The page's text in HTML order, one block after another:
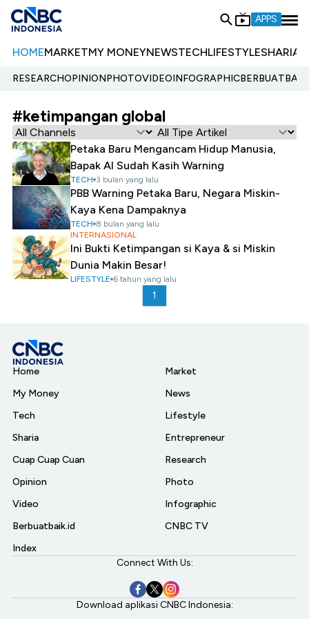
APPS
HOMEMARKETMY MONEYNEWSTECHLIFESTYLESHARIA
RESEARCHOPINIONPHOTOVIDEOINFOGRAPHIC
#ketimpangan global
Petaka Baru Mengancam Hidup Manusia,
Bapak AI Sudah Kasih Warning
TECH 3 bulan yang lalu
PBB Warning Petaka Baru, Negara Miskin-
Kaya Kena Dampaknya
TECH 8 bulan yang lalu
INTERNASIONAL
Ini Bukti Ketimpangan si Kaya & si Miskin
Dunia Makin Besar!
LIFESTYLE 6 tahun yang lalu
1
Home
My Money
Tech
Sharia
Cuap Cuap Cuan
Opinion
Video
Berbuatbaik.id
Index
Market
News
Lifestyle
Entrepreneur
Research
Photo
Infographic
CNBC TV
Connect With Us:
Download aplikasi CNBC Indonesia: